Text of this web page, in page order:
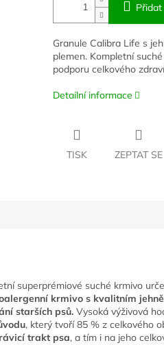
Granule Calibra Life s
plemen. Kompletní
podporu celkového
Detailní informace
TISK ZEPTAT SE
superprémiové suché krmivo
krmivo s kvalitním
starších psů. Vysoká výživová
, který tvoří 85 % z celkového
trakt psa, a tím i na jeho